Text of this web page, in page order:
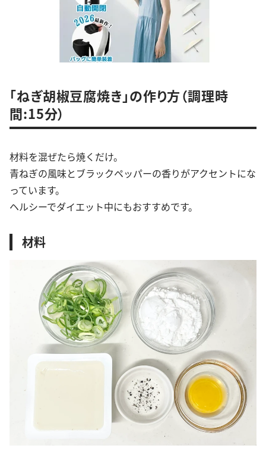
「ねぎ胡椒豆腐焼き」の作り方（調理時
間:15分）
材料を混ぜたら焼くだけ。
青ねぎの風味とブラックペッパーの香りがアクセントにな
っています。
ヘルシーでダイエット中にもおすすめです。
材料